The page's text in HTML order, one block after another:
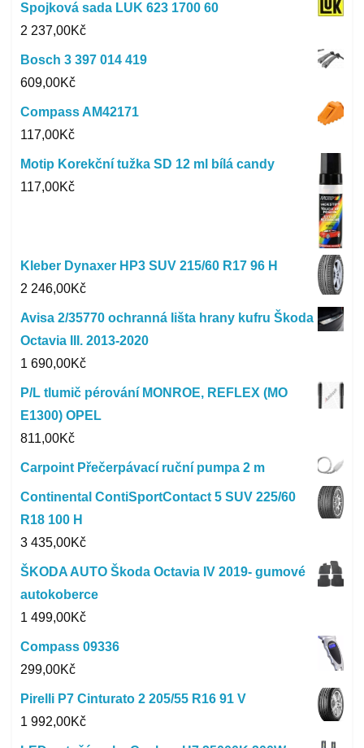
Spojková sada LUK 623 1700 60
2 237,00Kč
Bosch 3 397 014 419
609,00Kč
Compass AM42171
117,00Kč
Motip Korekční tužka SD 12 ml bílá candy
117,00Kč
Kleber Dynaxer HP3 SUV 215/60 R17 96 H
2 246,00Kč
Avisa 2/35770 ochranná lišta hrany kufru Škoda
Octavia III. 2013-2020
1 690,00Kč
P/L tlumič pérování MONROE, REFLEX (MO
E1300) OPEL
811,00Kč
Carpoint Přečerpávací ruční pumpa 2 m
Continental ContiSportContact 5 SUV 225/60
R18 100 H
3 435,00Kč
ŠKODA AUTO Škoda Octavia IV 2019- gumové
autokoberce
1 499,00Kč
Compass 09336
299,00Kč
Pirelli P7 Cinturato 2 205/55 R16 91 V
1 992,00Kč